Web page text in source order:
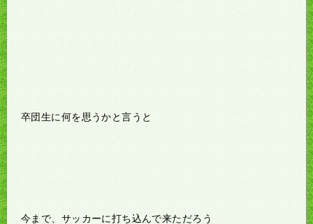
卒団生に何を思うかと言うと
今まで、サッカーに打ち込んで来ただろう